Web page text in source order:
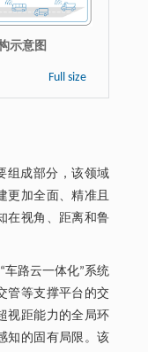
示意图
Full size
组成部分，该领域
更加全面、精准且
在视角、距离和鲁
车路云一体化”系统
管等支撑平台的交
视距能力的全局环
知的固有局限。该